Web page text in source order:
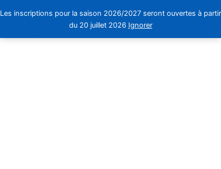
Les inscriptions pour la saison 2026/2027 seront ouvertes à partir
du 20 juillet 2026 Ignorer
au Lost Password